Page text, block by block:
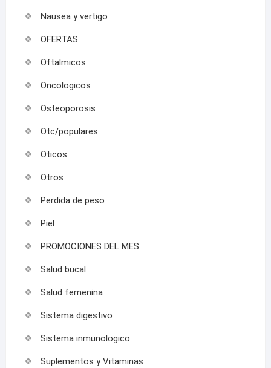
Nausea y vertigo
OFERTAS
Oftalmicos
Oncologicos
Osteoporosis
Otc/populares
Oticos
Otros
Perdida de peso
Piel
PROMOCIONES DEL MES
Salud bucal
Salud femenina
Sistema digestivo
Sistema inmunologico
Suplementos y Vitaminas